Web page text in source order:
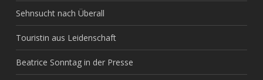
Sehnsucht nach Überall
Touristin aus Leidenschaft
Beatrice Sonntag in der Presse